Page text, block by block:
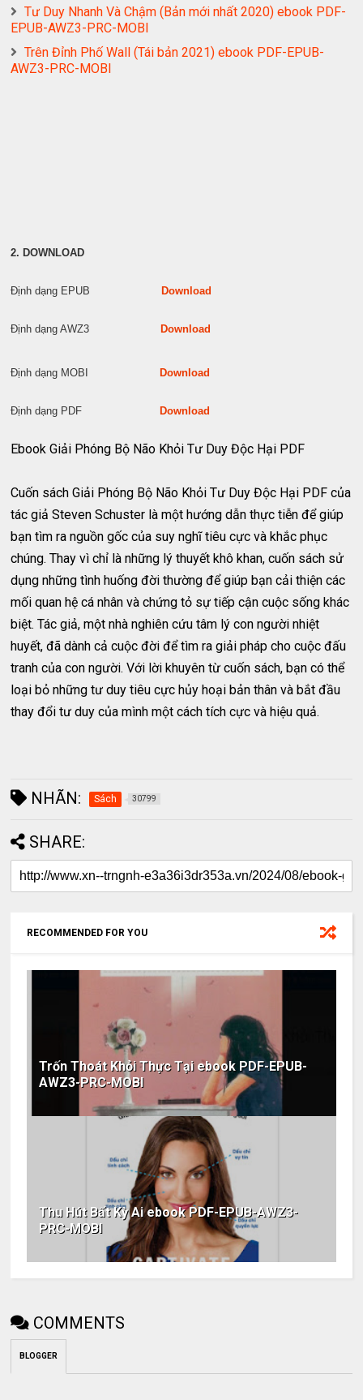
Tư Duy Nhanh Và Chậm (Bản mới nhất 2020) ebook PDF-
EPUB-AWZ3-PRC-MOBI
Trên Đỉnh Phố Wall (Tái bản 2021) ebook PDF-EPUB-
AWZ3-PRC-MOBI
2. DOWNLOAD
Định dạng EPUBDownload
Định dạng AWZ3Download
Định dạng MOBIDownload
Định dạng PDFDownload
Ebook Giải Phóng Bộ Não Khỏi Tư Duy Độc Hại PDF
Cuốn sách Giải Phóng Bộ Não Khỏi Tư Duy Độc Hại PDF của
tác giả Steven Schuster là một hướng dẫn thực tiễn để giúp
bạn tìm ra nguồn gốc của suy nghĩ tiêu cực và khắc phục
chúng. Thay vì chỉ là những lý thuyết khô khan, cuốn sách sử
dụng những tình huống đời thường để giúp bạn cải thiện các
mối quan hệ cá nhân và chứng tỏ sự tiếp cận cuộc sống khác
biệt. Tác giả, một nhà nghiên cứu tâm lý con người nhiệt
huyết, đã dành cả cuộc đời để tìm ra giải pháp cho cuộc đấu
tranh của con người. Với lời khuyên từ cuốn sách, bạn có thể
loại bỏ những tư duy tiêu cực hủy hoại bản thân và bắt đầu
thay đổi tư duy của mình một cách tích cực và hiệu quả.
NHÃN: Sách 30799
SHARE:
RECOMMENDED FOR YOU
Trốn Thoát Khỏi Thực Tại ebook PDF-EPUB-
AWZ3-PRC-MOBI
Thu Hút Bất Kỳ Ai ebook PDF-EPUB-AWZ3-
PRC-MOBI
COMMENTS
BLOGGER